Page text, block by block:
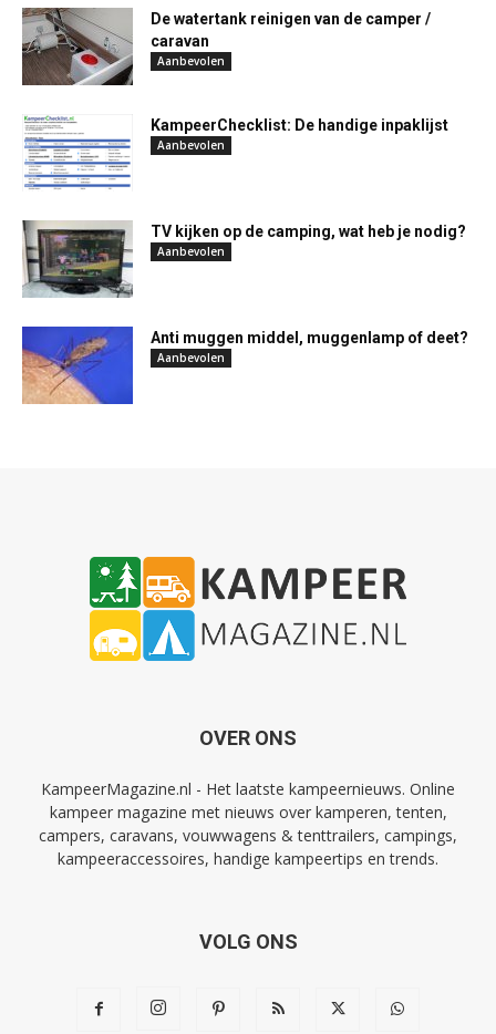
De watertank reinigen van de camper /
caravan
Aanbevolen
KampeerChecklist: De handige inpaklijst
Aanbevolen
TV kijken op de camping, wat heb je nodig?
Aanbevolen
Anti muggen middel, muggenlamp of deet?
Aanbevolen
OVER ONS
KampeerMagazine.nl - Het laatste kampeernieuws. Online
kampeer magazine met nieuws over kamperen, tenten,
campers, caravans, vouwwagens & tenttrailers, campings,
kampeeraccessoires, handige kampeertips en trends.
VOLG ONS